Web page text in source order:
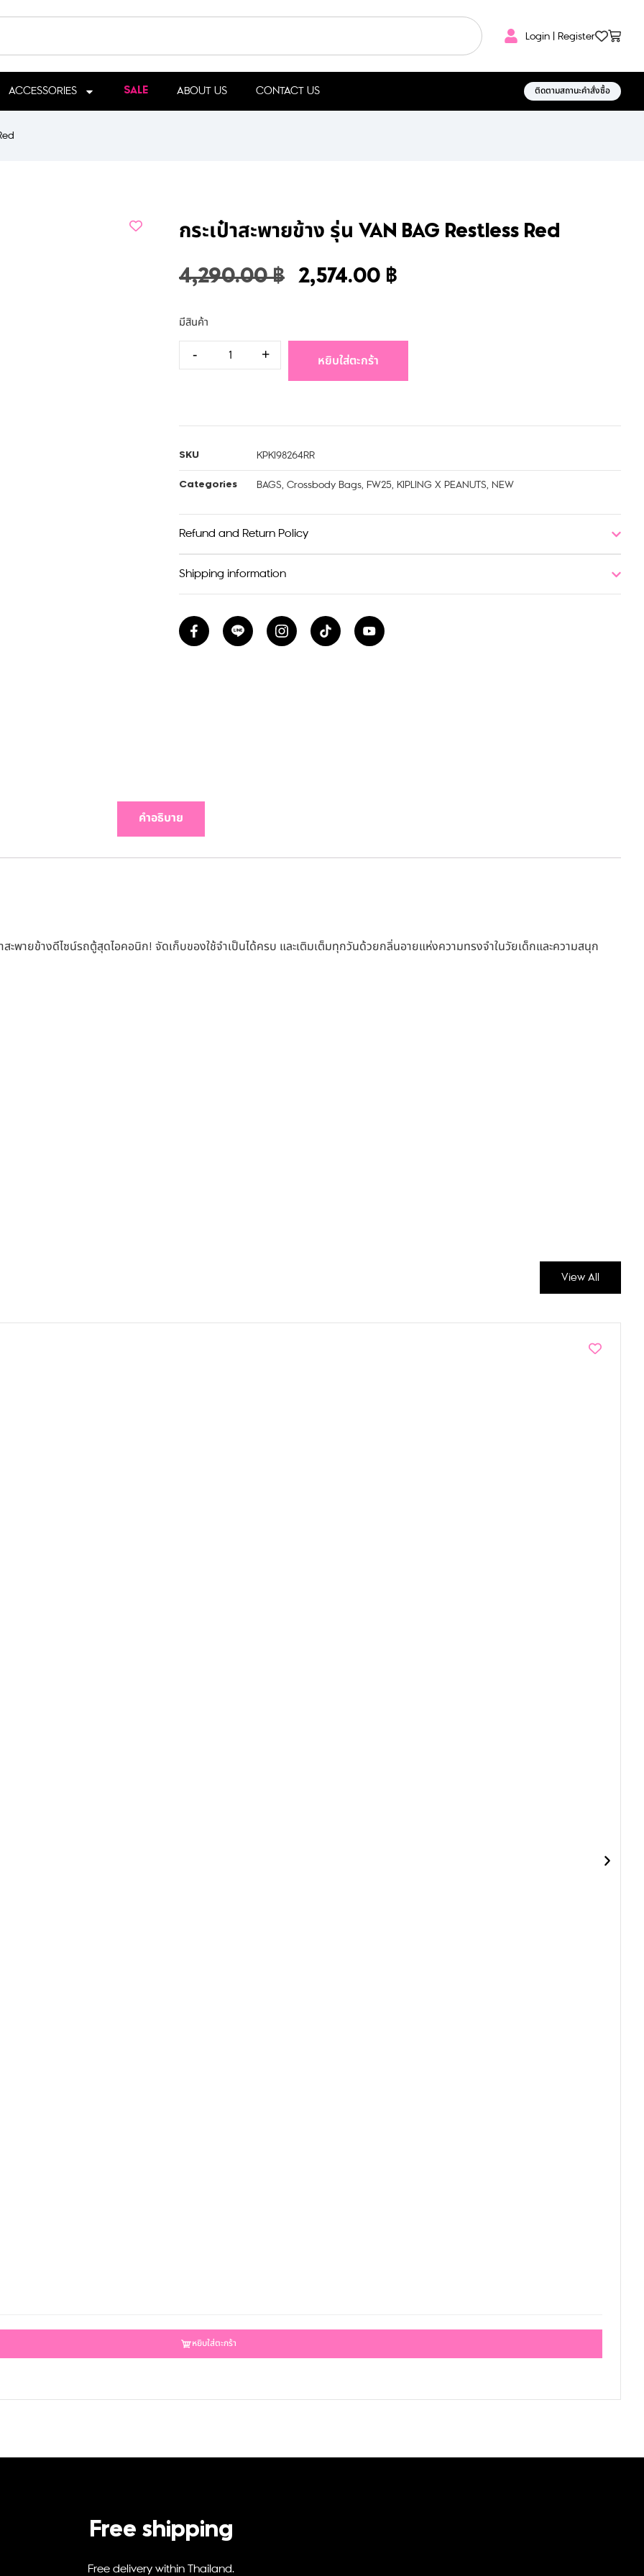
Login | Register
ACCESSORIES SALE ABOUT US CONTACT US ติดตามสถานะคำสั่งซื้อ
กระเป๋าสะพายข้าง รุ่น VAN BAG Restless Red
4,290.00฿ 2,574.00 ฿
มีสินค้า
- + หยิบใส่ตะกร้า
SKU KPKI98264RR
Categories BAGS, Crossbody Bags, FW25, KIPLING X PEANUTS, NEW
Refund and Return Policy
Shipping information
คำอธิบาย
ะพายข้างดีไซน์รถตู้สุดไอคอนิก! จัดเก็บของใช้จำเป็นได้ครบ และเติมเต็มทุกวันด้วยกลิ่นอายแห่งความทรงจำในวัยเด็กและความสนุก
View All
หยิบใส่ตะกร้า
Free shipping
Free delivery within Thailand.